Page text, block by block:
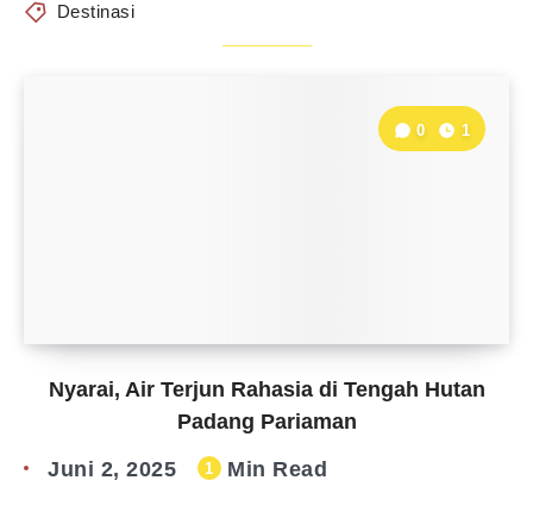
Destinasi
Nyarai, Air Terjun Rahasia di Tengah Hutan
Padang Pariaman
0 1
Juni 2, 2025 1 Min Read